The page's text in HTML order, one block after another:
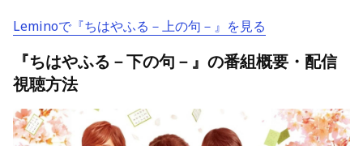
Leminoで『ちはやふる－上の句－』を見る
『ちはやふる－下の句－』の番組概要・配信
視聴方法